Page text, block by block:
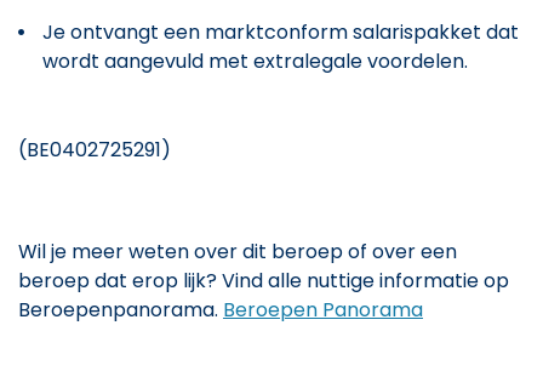
Je ontvangt een marktconform salarispakket dat
wordt aangevuld met extralegale voordelen.
(BE0402725291)
Wil je meer weten over dit beroep of over een
beroep dat erop lijk? Vind alle nuttige informatie op
Beroepenpanorama. Beroepen Panorama